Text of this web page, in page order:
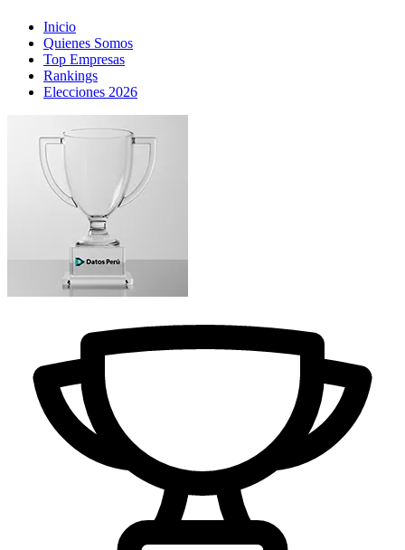
Inicio
Quienes Somos
Top Empresas
Rankings
Elecciones 2026